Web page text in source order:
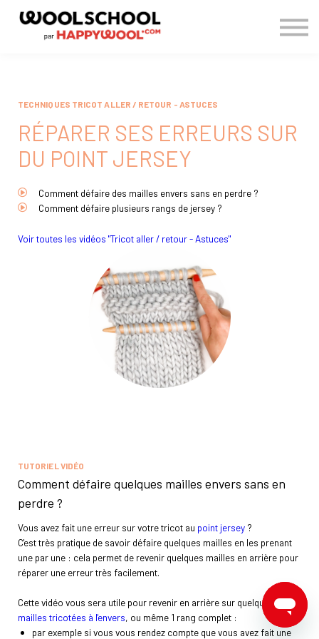
> BLOG
TECHNIQUES TRICOT ALLER / RETOUR - ASTUCES
RÉPARER SES ERREURS SUR
DU POINT JERSEY
Comment défaire des mailles envers sans en perdre ?
Comment défaire plusieurs rangs de jersey ?
Voir toutes les vidéos "Tricot aller / retour - Astuces"
TUTORIEL VIDÉO
Comment défaire quelques mailles envers sans en
perdre ?
Vous avez fait une erreur sur votre tricot au point jersey ?
C'est très pratique de savoir défaire quelques mailles en les prenant
une par une : cela permet de revenir quelques mailles en arrière pour
réparer une erreur très facilement.
Cette vidéo vous sera utile pour revenir en arrière sur quelques
mailles tricotées à l'envers, ou même 1 rang complet :
par exemple si vous vous rendez compte que vous avez fait une